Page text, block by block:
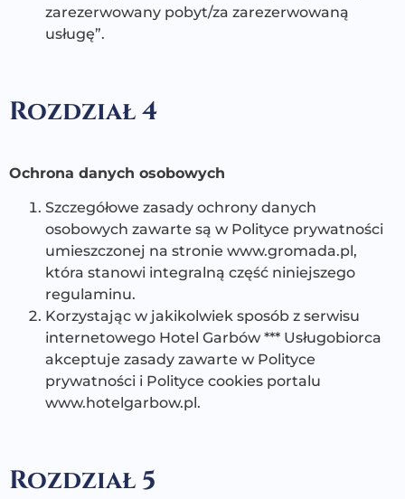
zarezerwowany pobyt/za zarezerwowaną
usługę”.
Rozdział 4
Ochrona danych osobowych
Szczegółowe zasady ochrony danych
osobowych zawarte są w Polityce prywatności
umieszczonej na stronie www.gromada.pl,
która stanowi integralną część niniejszego
regulaminu.
Korzystając w jakikolwiek sposób z serwisu
internetowego Hotel Garbów *** Usługobiorca
akceptuje zasady zawarte w Polityce
prywatności i Polityce cookies portalu
www.hotelgarbow.pl.
Rozdział 5